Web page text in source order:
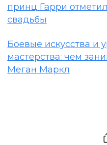
принц Гарри
свадьбы
Боевые искусства и
мастерства: чем
Меган Маркл